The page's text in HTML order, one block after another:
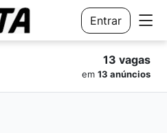
Entrar
13 vagas
em 13 anúncios